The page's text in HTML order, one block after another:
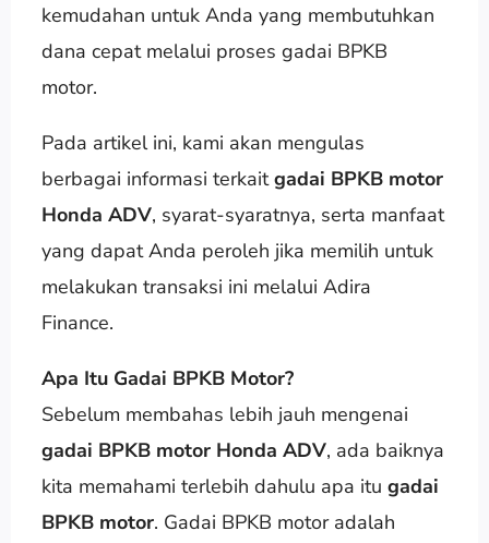
kemudahan untuk Anda yang membutuhkan
dana cepat melalui proses gadai BPKB
motor.
Pada artikel ini, kami akan mengulas
berbagai informasi terkaitgadai BPKB motor
Honda ADV, syarat-syaratnya, serta manfaat
yang dapat Anda peroleh jika memilih untuk
melakukan transaksi ini melalui Adira
Finance.
Apa Itu Gadai BPKB Motor?
Sebelum membahas lebih jauh mengenai
gadai BPKB motor Honda ADV, ada baiknya
kita memahami terlebih dahulu apa itu gadai
BPKB motor. Gadai BPKB motor adalah